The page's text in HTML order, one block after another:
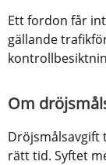
Ett fordon får
gällande
Om
Dröjsmålsavgift
rätt tid. Syftet